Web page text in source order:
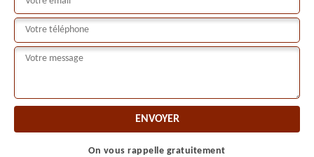
On vous rappelle gratuitement